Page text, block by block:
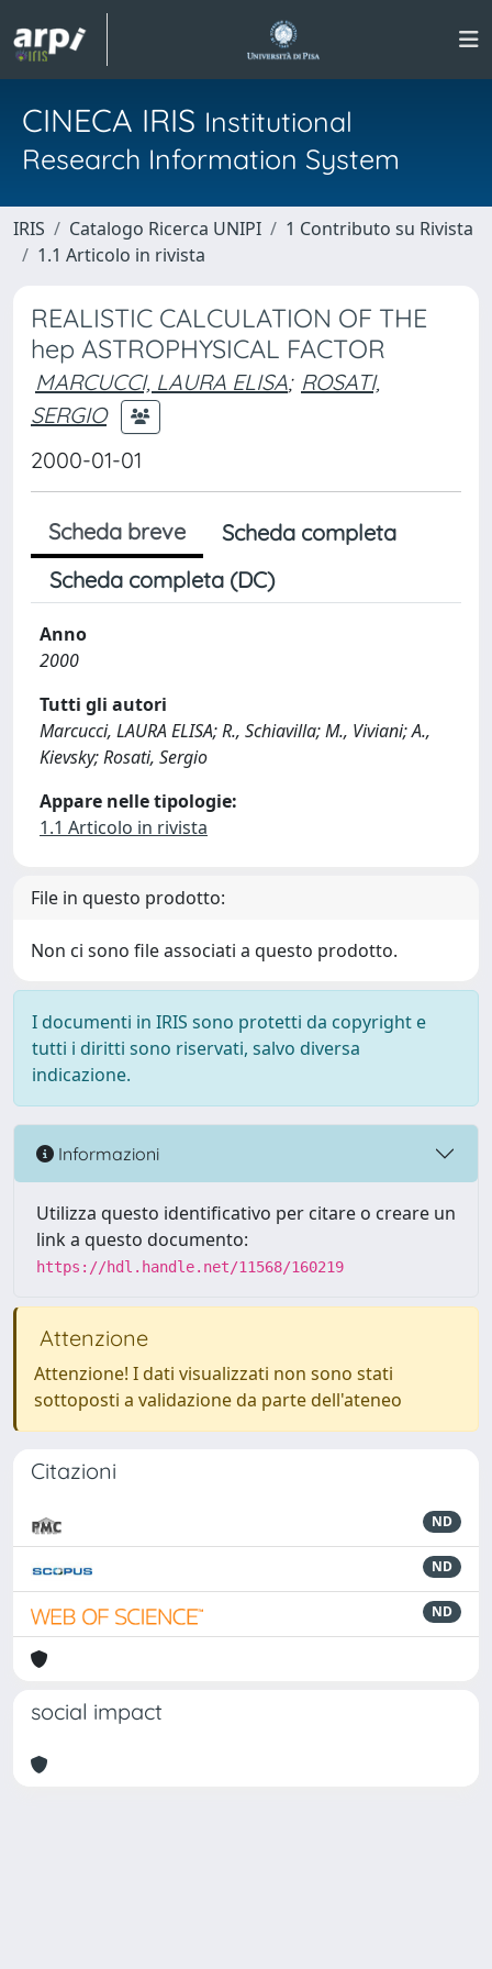
CINECA IRIS Institutional
Research Information System
IRIS Catalogo Ricerca UNIPI
1 Contributo su Rivista
1.1 Articolo in rivista
REALISTIC CALCULATION OF THE
hep ASTROPHYSICAL FACTOR
MARCUCCI, LAURA ELISA; ROSATI,
SERGIO
2000-01-01
Scheda breve
Scheda completa
Scheda completa (DC)
Anno
2000
Tutti gli autori
Marcucci, LAURA ELISA; R., Schiavilla; M., Viviani; A.,
Kievsky; Rosati, Sergio
Appare nelle tipologie:
1.1 Articolo in rivista
File in questo prodotto:
Non ci sono file associati a questo prodotto.
I documenti in IRIS sono protetti da copyright e
tutti i diritti sono riservati, salvo diversa
indicazione.
Informazioni
Utilizza questo identificativo per citare o creare un
link a questo documento:
https://hdl.handle.net/11568/160219
Attenzione
Attenzione! I dati visualizzati non sono stati
sottoposti a validazione da parte dell'ateneo
Citazioni
ND
ND
ND
social impact